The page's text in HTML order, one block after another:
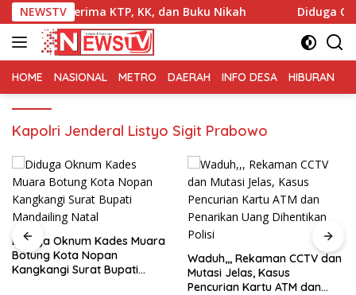
Langsung
ke
konten
NEWSTVKTP, KK, dan Buku Nikah Diduga Oknum
HOME NASIONAL METRO DAERAH INFO DESA HIBURAN
Kapolri Jenderal Listyo Sigit Prabowo
Diduga Oknum Kades Muara
Botung Kota Nopan
Kangkangi Surat Bupati
Waduh,,, Rekaman CCTV dan
Mutasi Jelas, Kasus
Pencurian Kartu ATM dan